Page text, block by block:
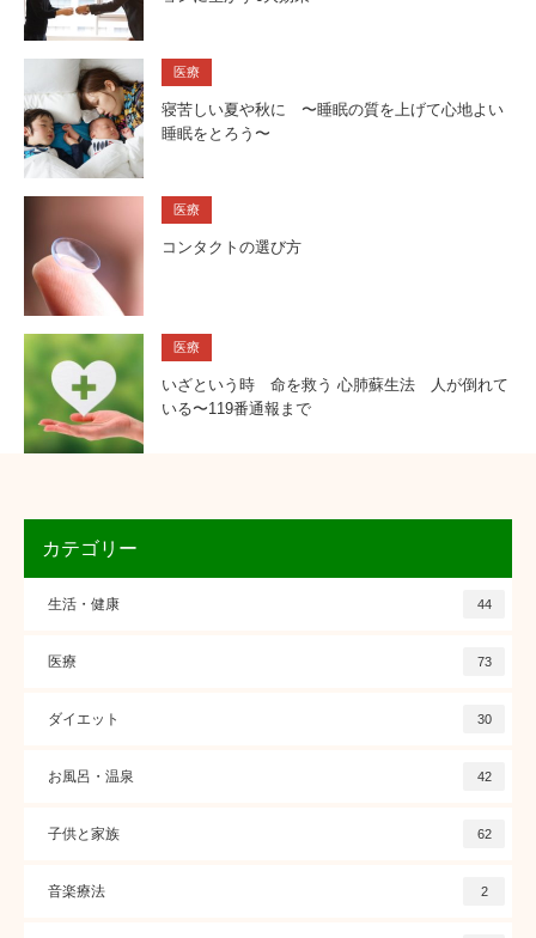
医療
寝苦しい夏や秋に 〜睡眠の質を上げて心地よい
睡眠をとろう〜
医療
コンタクトの選び方
医療
いざという時 命を救う 心肺蘇生法 人が倒れて
いる〜119番通報まで
カテゴリー
生活・健康 44
医療 73
ダイエット 30
お風呂・温泉 42
子供と家族 62
音楽療法 2